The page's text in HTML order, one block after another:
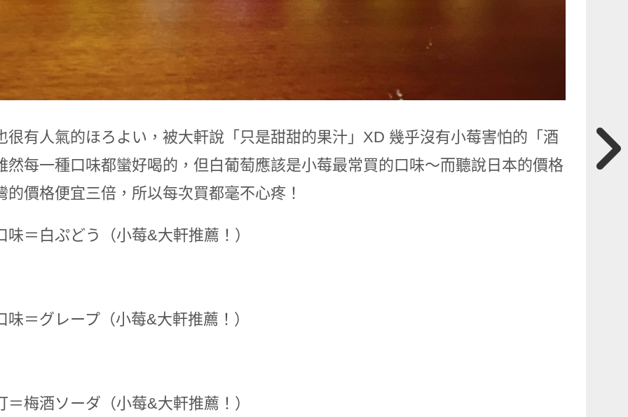
很有人氣的ほろよい，被大軒說「只是甜甜的果汁」XD 幾乎沒有小莓害怕的「酒
然每一種口味都蠻好喝的，但白葡萄應該是小莓最常買的口味～而聽說日本的價格
的價格便宜三倍，所以每次買都毫不心疼！
味＝白ぷどう（小莓&大軒推薦！）
味＝グレープ（小莓&大軒推薦！）
＝梅酒ソーダ（小莓&大軒推薦！）